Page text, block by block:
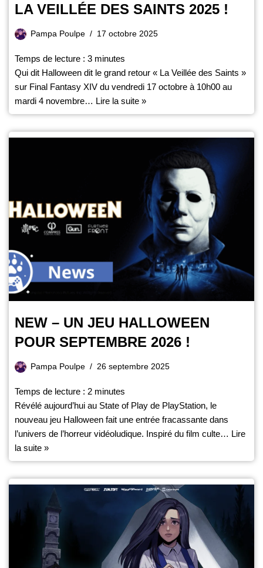
LA VEILLÉE DES SAINTS 2025 !
Pampa Poulpe 17 octobre 2025
Temps de lecture : 3 minutes
Qui dit Halloween dit le grand retour « La Veillée des Saints »
sur Final Fantasy XIV du vendredi 17 octobre à 10h00 au
mardi 4 novembre… Lire la suite »
NEW – UN JEU HALLOWEEN
POUR SEPTEMBRE 2026 !
Pampa Poulpe 26 septembre 2025
Temps de lecture : 2 minutes
Révélé aujourd’hui au State of Play de PlayStation, le
nouveau jeu Halloween fait une entrée fracassante dans
l’univers de l’horreur vidéoludique. Inspiré du film culte… Lire
la suite »